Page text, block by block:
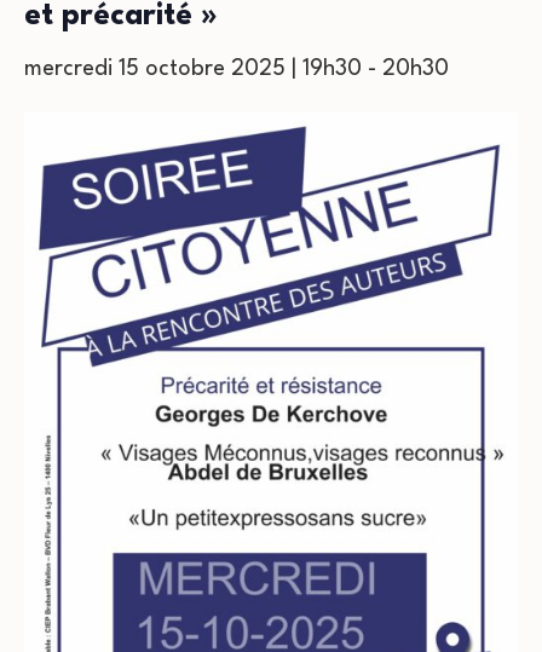
et précarité »
mercredi 15 octobre 2025 | 19h30 - 20h30